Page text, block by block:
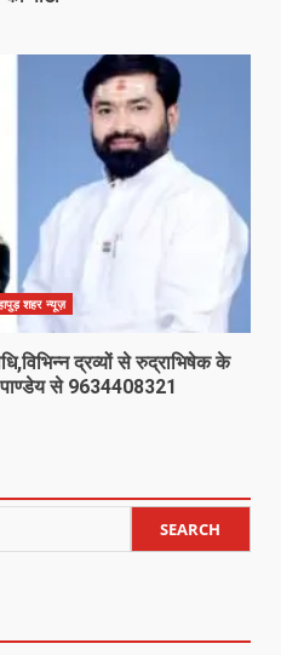
शहर न्यूज़
द्रव्यों से रुद्राभिषेक के
पाण्डेय से 9634408321
SEARCH